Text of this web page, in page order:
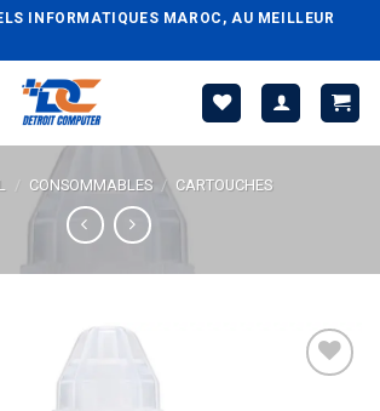
INFORMATIQUES MAROC, AU MEILLEUR
/ CONSOMMABLES / CARTOUCHES